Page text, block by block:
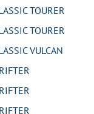
TOURER
TOURER
VULCAN